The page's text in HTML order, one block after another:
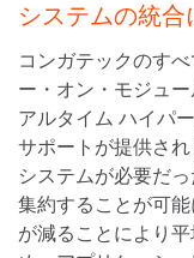
システムの統合
コンガテックのす
ー・オン・モジュ
アルタイム ハイパ
サポートが提供さ
システムが必要だ
集約することが可
が減ることにより